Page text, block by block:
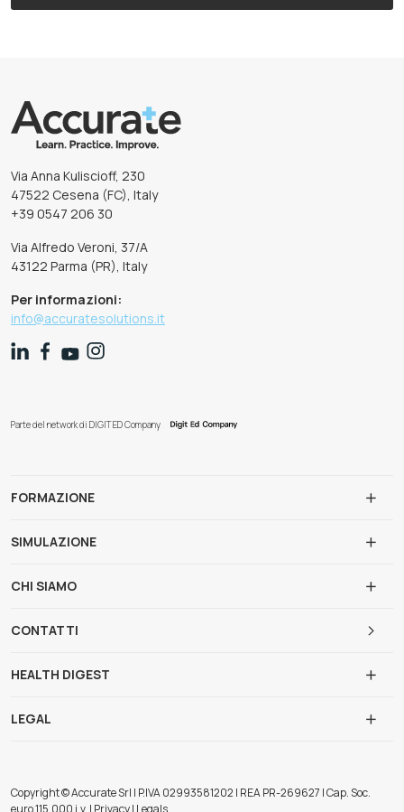
Via Anna Kuliscioff, 230
47522 Cesena (FC), Italy
+39 0547 206 30
Via Alfredo Veroni, 37/A
43122 Parma (PR), Italy
Per informazioni:
info@accuratesolutions.it
Parte del network di DIGIT ED Company
FORMAZIONE
SIMULAZIONE
CHI SIAMO
CONTATTI
HEALTH DIGEST
LEGAL
Copyright © Accurate Srl | P.IVA 02993581202 | REA PR-269627 | Cap. Soc.
euro 115.000 i.v. | Privacy | Legals